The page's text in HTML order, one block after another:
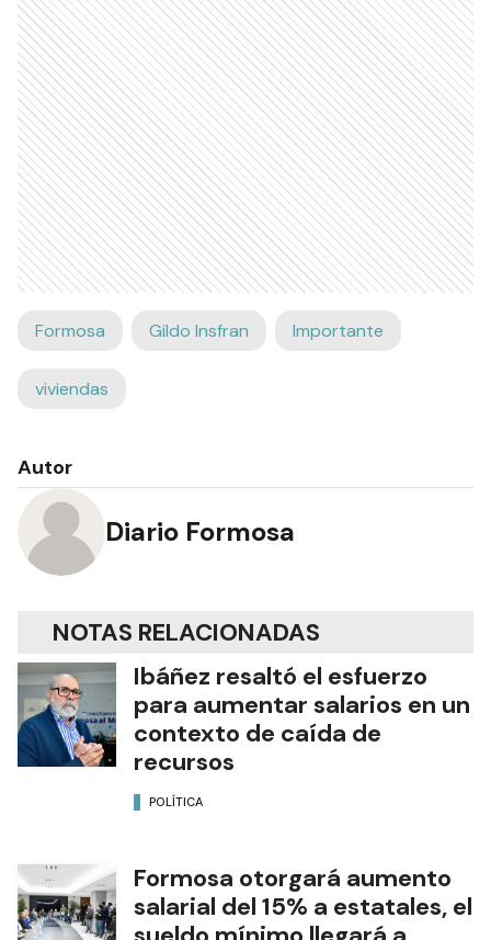
Formosa Gildo Insfran Importante
viviendas
Autor
Diario Formosa
NOTAS RELACIONADAS
Ibáñez resaltó el esfuerzo
para aumentar salarios en un
contexto de caída de
recursos
POLÍTICA
Formosa otorgará aumento
salarial del 15% a estatales, el